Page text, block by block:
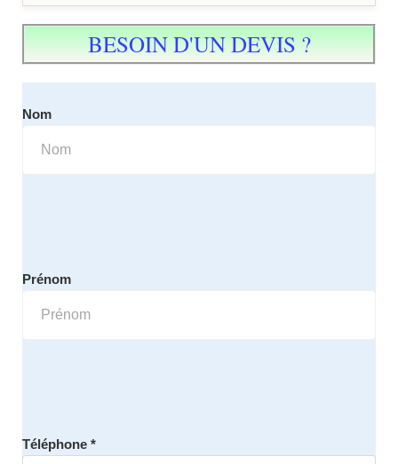
BESOIN D'UN DEVIS ?
Nom
Prénom
Téléphone *